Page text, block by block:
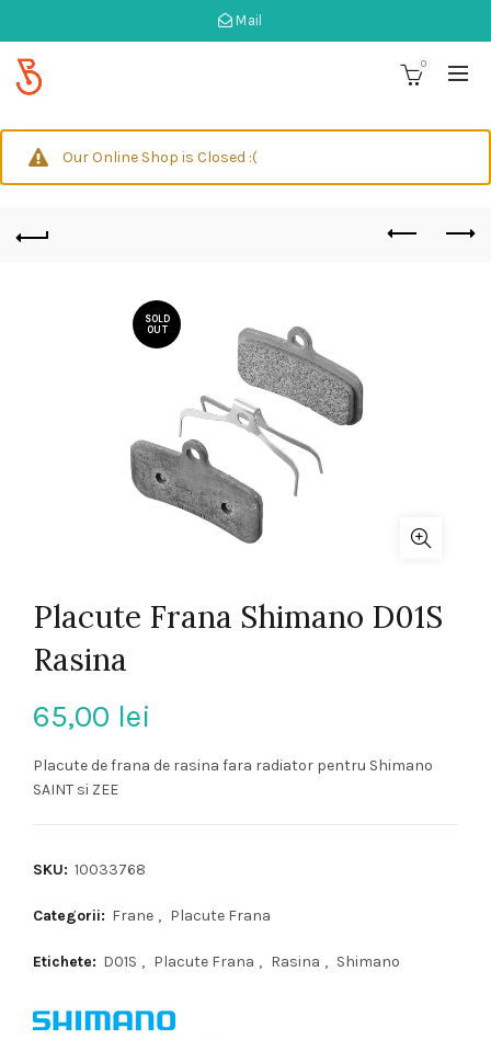
Mail
0
Our Online Shop is Closed :(
SOLD
OUT
Placute Frana Shimano D01S
Rasina
65,00 lei
Placute de frana de rasina fara radiator pentru Shimano
SAINT si ZEE
SKU: 10033768
Categorii: Frane , Placute Frana
Etichete: D01S , Placute Frana , Rasina , Shimano